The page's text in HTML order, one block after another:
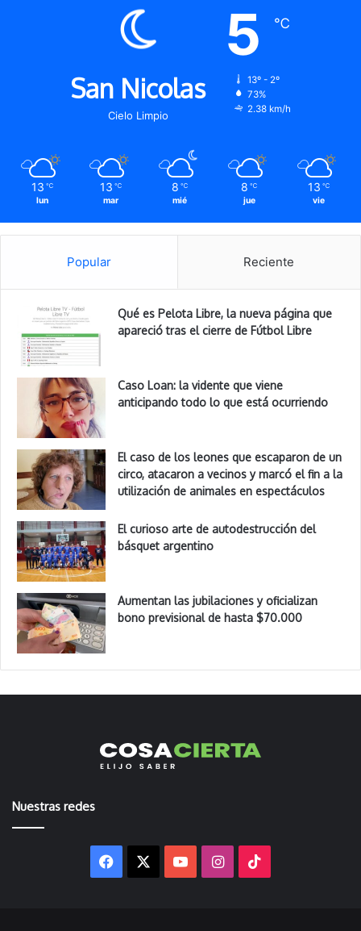
San Nicolas
Cielo Limpio
5 ℃
13º - 2º
73%
2.38 km/h
13 ℃
lun
13 ℃
mar
8 ℃
mié
8 ℃
jue
13 ℃
vie
Popular Reciente
Qué es Pelota Libre, la nueva página que
apareció tras el cierre de Fútbol Libre
Caso Loan: la vidente que viene
anticipando todo lo que está ocurriendo
El caso de los leones que escaparon de un
circo, atacaron a vecinos y marcó el fin a la
utilización de animales en espectáculos
El curioso arte de autodestrucción del
básquet argentino
Aumentan las jubilaciones y oficializan
bono previsional de hasta $70.000
Nuestras redes
Facebook YouTubeInstagram